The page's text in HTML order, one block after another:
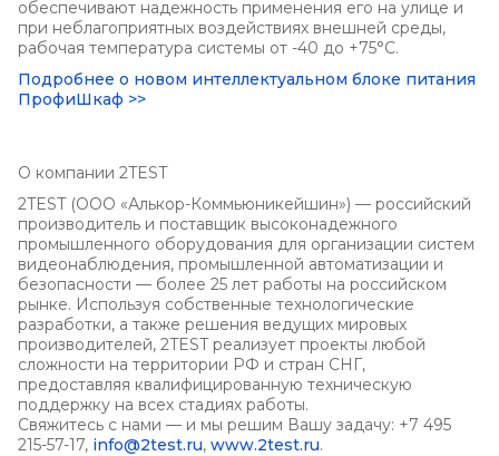
обеспечивают надежность применения его на улице и
при неблагоприятных воздействиях внешней среды,
рабочая температура системы от -40 до +75°C.
Подробнее о новом интеллектуальном блоке питания
ПрофиШкаф >>
О компании 2TEST
2TEST (ООО «Алькор-Коммьюникейшин») — российский
производитель и поставщик высоконадежного
промышленного оборудования для организации систем
видеонаблюдения, промышленной автоматизации и
безопасности — более 25 лет работы на российском
рынке. Используя собственные технологические
разработки, а также решения ведущих мировых
производителей, 2TEST реализует проекты любой
сложности на территории РФ и стран СНГ,
предоставляя квалифицированную техническую
поддержку на всех стадиях работы.
Свяжитесь с нами — и мы решим Вашу задачу: +7 495
215-57-17, info@2test.ru, www.2test.ru.